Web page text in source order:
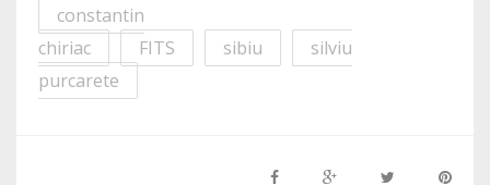
constantin
chiriac
FITS sibiu
silviu
purcarete